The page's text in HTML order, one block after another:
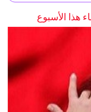
هذا الأسبوع